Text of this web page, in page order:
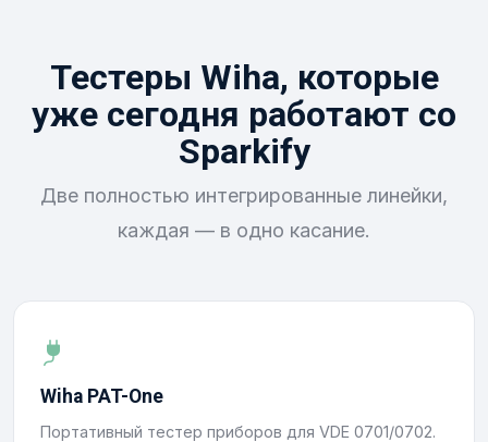
Тестеры Wiha, которые
уже сегодня работают со
Sparkify
Две полностью интегрированные линейки,
каждая — в одно касание.
Wiha PAT-One
Портативный тестер приборов для VDE 0701/0702.